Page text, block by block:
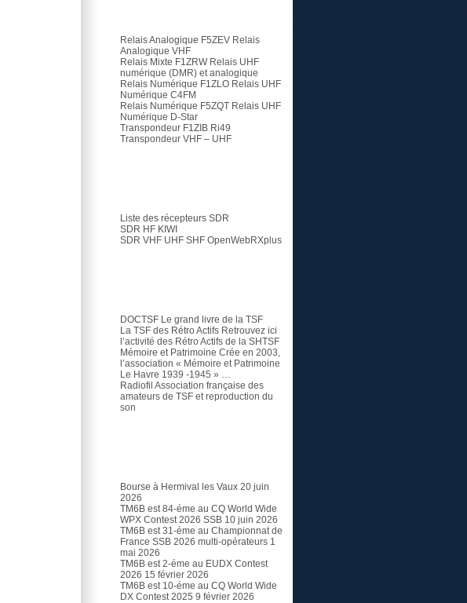
Relais Analogique F5ZEV Relais
Analogique VHF
Relais Mixte F1ZRWRelais UHF
numérique (DMR) et analogique
Relais Numérique F1ZLO Relais UHF
Numérique C4FM
Relais Numérique F5ZQT Relais UHF
Numérique D-Star
Transpondeur F1ZIB Ri49
Transpondeur VHF – UHF
Liste des récepteurs SDR
SDR HF KIWI
SDR VHF UHF SHF OpenWebRXplus
DOCTSF Le grand livre de la TSF
La TSF des Rétro Actifs Retrouvez ici
l’activité des Rétro Actifs de la SHTSF
Mémoire et Patrimoine Crée en 2003,
l’association « Mémoire et Patrimoine
Le Havre 1939 -1945 » …
Radiofil Association française des
amateurs de TSF et reproduction du
son
Bourse à Hermival les Vaux 20 juin
2026
TM6B est 84-éme au CQ World Wide
WPX Contest 2026 SSB 10 juin 2026
TM6B est 31-éme au Championnat de
France SSB 2026 multi-opérateurs 1
mai 2026
TM6B est 2-éme au EUDX Contest
2026 15 février 2026
TM6B est 10-éme au CQ World Wide
DX Contest 2025 9 février 2026